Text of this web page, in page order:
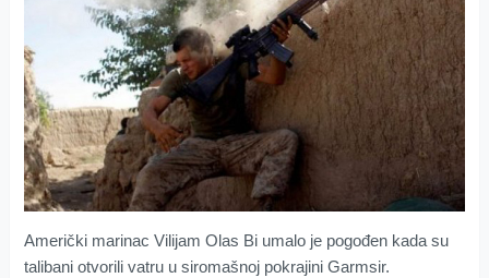
Američki marinac Vilijam Olas Bi umalo je pogođen kada su
talibani otvorili vatru u siromašnoj pokrajini Garmsir.